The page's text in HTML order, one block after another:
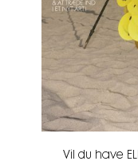
Vil du have